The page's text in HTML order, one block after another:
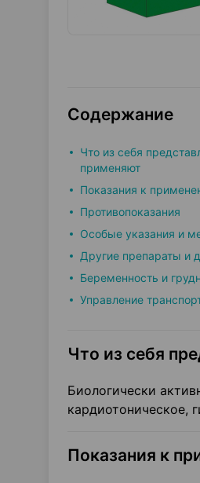
Содержание
Что из себя
применяют
Показания к
Противопоказания
Особые указания и
Другие препараты и
Беременность и
Управление
Что из себя
Биологически
кардиотоническое,
Показания к